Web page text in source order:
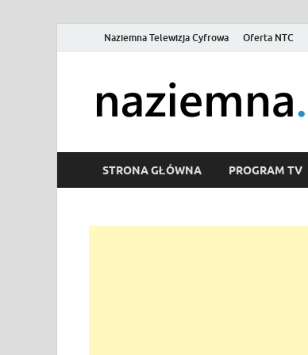
Naziemna Telewizja Cyfrowa Oferta NTC
STRONA GŁÓWNA PROGRAM TV